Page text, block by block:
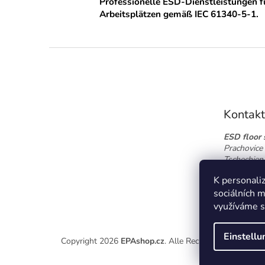
K
sociálních
využíváme
Arbeitsplätzen gemäß IEC 61340-5-1.
ESD floor
Tschechien
Copyright 2026 EPAshop.cz. Alle Rechte vorbehalten.